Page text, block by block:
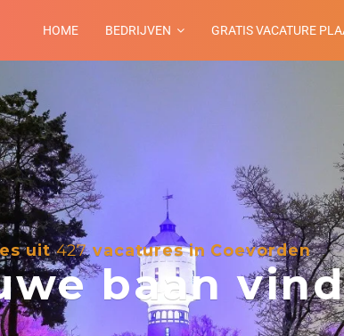
HOME BEDRIJVEN GRATIS VACATURE
uit427vacatures in Coevorden
baan